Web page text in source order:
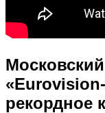
рекордное